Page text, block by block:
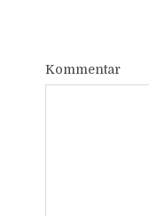
Kommentar